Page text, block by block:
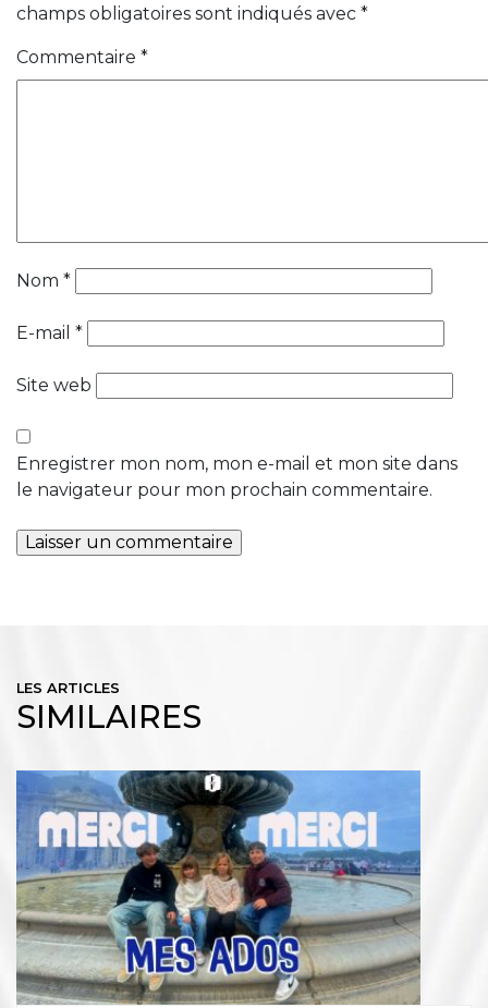
champs obligatoires sont indiqués avec *
Commentaire *
Nom *
E-mail *
Site web
Enregistrer mon nom, mon e-mail et mon site dans
le navigateur pour mon prochain commentaire.
LES ARTICLES
SIMILAIRES